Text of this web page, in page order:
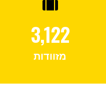
3,122
מזוודות